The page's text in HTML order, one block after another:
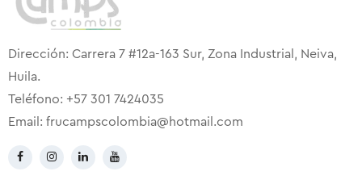
Dirección: Carrera 7 #12a-163 Sur, Zona Industrial, Neiva,
Huila.
Teléfono: +57 301 7424035
Email: frucampscolombia@hotmail.com